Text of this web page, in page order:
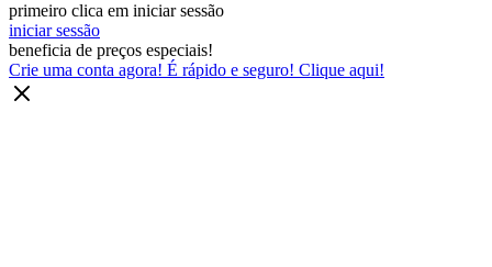
primeiro clica em iniciar sessão
iniciar sessão
beneficia de preços especiais!
Crie uma conta agora! É rápido e seguro! Clique aqui!